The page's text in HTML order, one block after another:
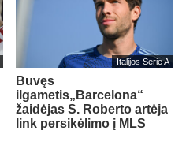
Italijos Serie A
Buvęs
ilgametis„Barcelona“
žaidėjas S. Roberto artėja
link persikėlimo į MLS